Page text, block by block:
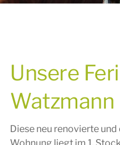
Unsere
Watzmann
Diese neu renovierte